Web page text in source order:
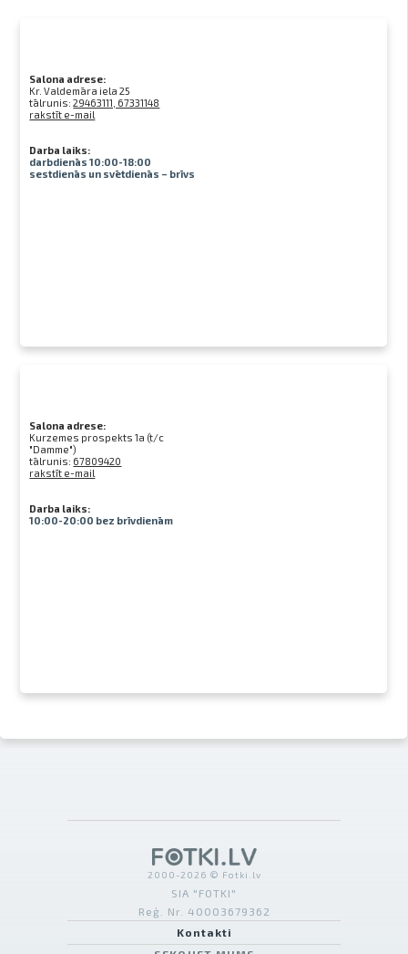
Salona adrese:
Kr. Valdemāra iela 25
tālrunis:29463111, 67331148
rakstīt e-mail
Darba laiks:
darbdienās 10:00-18:00
sestdienās un svētdienās – brīvs
Salona adrese:
Kurzemes prospekts 1a (t/c
"Damme")
tālrunis: 67809420
rakstīt e-mail
Darba laiks:
10:00-20:00 bez brīvdienām
2000-2026 © Fotki.lv
SIA "FOTKI"
Reģ. Nr. 40003679362
Kontakti